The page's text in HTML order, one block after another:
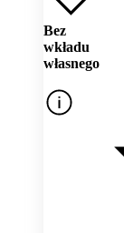
Bez
wkładu
własnego